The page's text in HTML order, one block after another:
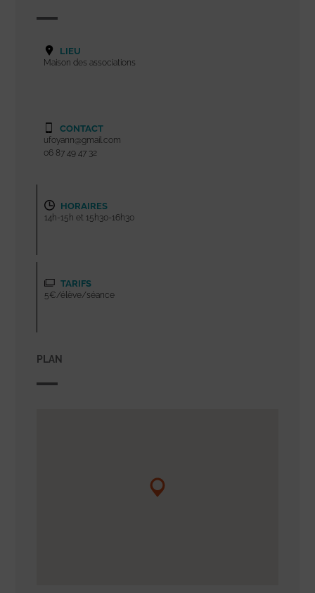
LIEU
Maison des associations
CONTACT
ufoyann@gmail.com
06 87 49 47 32
HORAIRES
14h-15h et 15h30-16h30
TARIFS
5€/élève/séance
PLAN